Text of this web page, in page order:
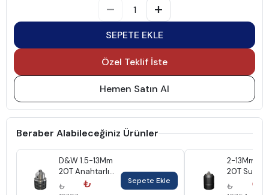
SEPETE EKLE
Özel Teklif İste
Hemen Satın Al
Beraber Alabileceğiniz Ürünler
D&W 1.5-13Mm
20T Anahtarlı
Konik Mandren
Dw Dwma1312
₺
₺
Sepete Ekle
2-13Mm 1/
20T Supra
Plastik
Dw
₺
₺